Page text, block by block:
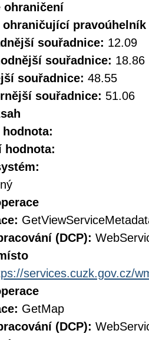
ohraničení
pravoúhelník
souřadnice: 12.09
souřadnice: 18.86
souřadnice: 48.55
souřadnice: 51.06
hodnota:
(DCP):
services.cuzk.gov.cz/
GetMap
(DCP):